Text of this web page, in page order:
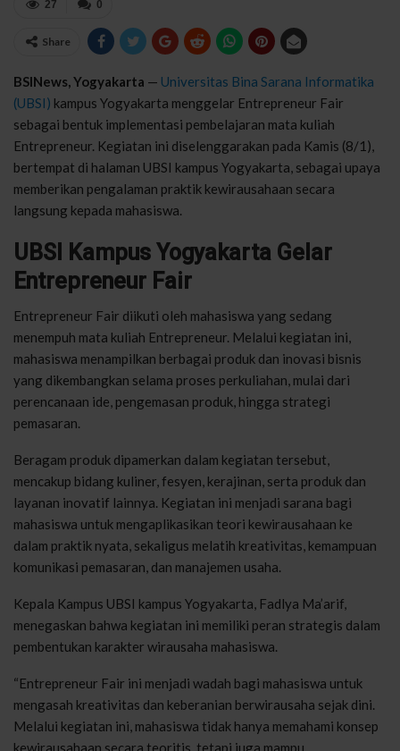
0
27
Share
BSINews, Yogyakarta — Universitas Bina Sarana Informatika
(UBSI) kampus Yogyakarta menggelar Entrepreneur Fair
sebagai bentuk implementasi pembelajaran mata kuliah
Entrepreneur. Kegiatan ini diselenggarakan pada Kamis (8/1),
bertempat di halaman UBSI kampus Yogyakarta, sebagai upaya
memberikan pengalaman praktik kewirausahaan secara
langsung kepada mahasiswa.
UBSI Kampus Yogyakarta Gelar
Entrepreneur Fair
Entrepreneur Fair diikuti oleh mahasiswa yang sedang
menempuh mata kuliah Entrepreneur. Melalui kegiatan ini,
mahasiswa menampilkan berbagai produk dan inovasi bisnis
yang dikembangkan selama proses perkuliahan, mulai dari
perencanaan ide, pengemasan produk, hingga strategi
pemasaran.
Beragam produk dipamerkan dalam kegiatan tersebut,
mencakup bidang kuliner, fesyen, kerajinan, serta produk dan
layanan inovatif lainnya. Kegiatan ini menjadi sarana bagi
mahasiswa untuk mengaplikasikan teori kewirausahaan ke
dalam praktik nyata, sekaligus melatih kreativitas, kemampuan
komunikasi pemasaran, dan manajemen usaha.
Kepala Kampus UBSI kampus Yogyakarta, Fadlya Ma’arif,
menegaskan bahwa kegiatan ini memiliki peran strategis dalam
pembentukan karakter wirausaha mahasiswa.
“Entrepreneur Fair ini menjadi wadah bagi mahasiswa untuk
mengasah kreativitas dan keberanian berwirausaha sejak dini.
Melalui kegiatan ini, mahasiswa tidak hanya memahami konsep
kewirausahaan secara teoritis, tetapi juga mampu